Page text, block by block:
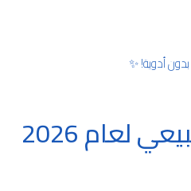
طرق العلاج الطبيعي لعام 2026